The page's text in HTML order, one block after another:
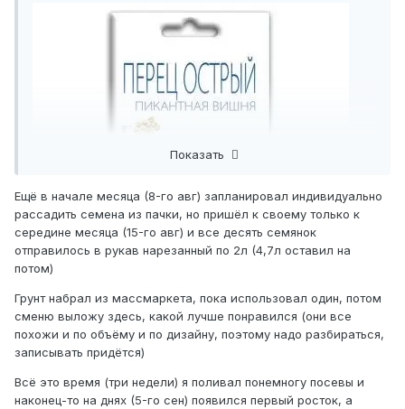
Показать
Ещё в начале месяца (8-го авг) запланировал индивидуально
рассадить семена из пачки, но пришёл к своему только к
середине месяца (15-го авг) и все десять семянок
отправилось в рукав нарезанный по 2л (4,7л оставил на
потом)
Грунт набрал из массмаркета, пока использовал один, потом
сменю выложу здесь, какой лучше понравился (они все
похожи и по объёму и по дизайну, поэтому надо разбираться,
записывать придётся)
Всё это время (три недели) я поливал понемногу посевы и
наконец-то на днях (5-го сен) появился первый росток, а